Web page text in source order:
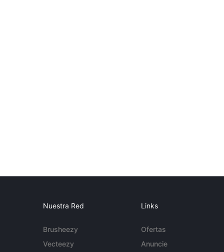
Nuestra Red
Brusheezy
Vecteezy
Links
Ofertas
Anuncie